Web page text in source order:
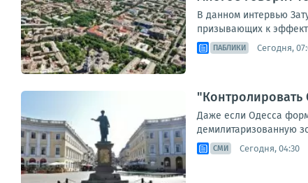
В данном интервью
призывающих к
ПАБЛИКИ Сегодня,
Даже если Одесса
демилитаризованную
СМИ Сегодня, 04:30